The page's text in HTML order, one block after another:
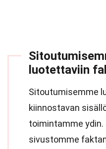
luotettaviin
Sitoutumisemme
kiinnostavan
toimintamme ydin.
sivustomme